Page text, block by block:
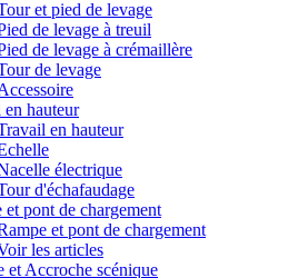
et pied de levage
de levage à treuil
de levage à crémaillère
de levage
hauteur
en hauteur
électrique
d'échafaudage
et pont de chargement
et pont de chargement
les articles
et Accroche scénique